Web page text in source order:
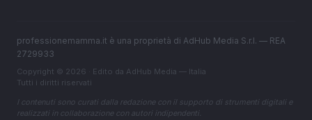
professionemamma.it è una proprietà di AdHub Media S.r.l. — REA
2729933
Copyright © 2026 · Edito da AdHub Media — Italia
Tutti i diritti riservati
I contenuti sono curati dalla redazione con il supporto di strumenti digitali e
realizzati in collaborazione con autori indipendenti.